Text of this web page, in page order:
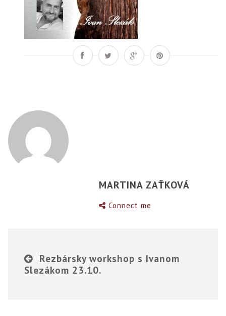
MARTINA ZAŤKOVÁ
Connect me
Rezbársky workshop s Ivanom
Slezákom 23.10.